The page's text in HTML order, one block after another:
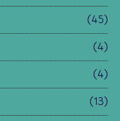
(45)
(4)
(4)
(13)